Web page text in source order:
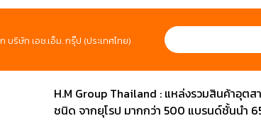
ริษัท เอช.เอ็ม. กรุ๊ป (ประเทศไทย)
H.M Group Thailand : แหล่งรวมสินค้าอุตส
ชนิด จากยุโรป มากกว่า 500 แบรนด์ชั้นนำ